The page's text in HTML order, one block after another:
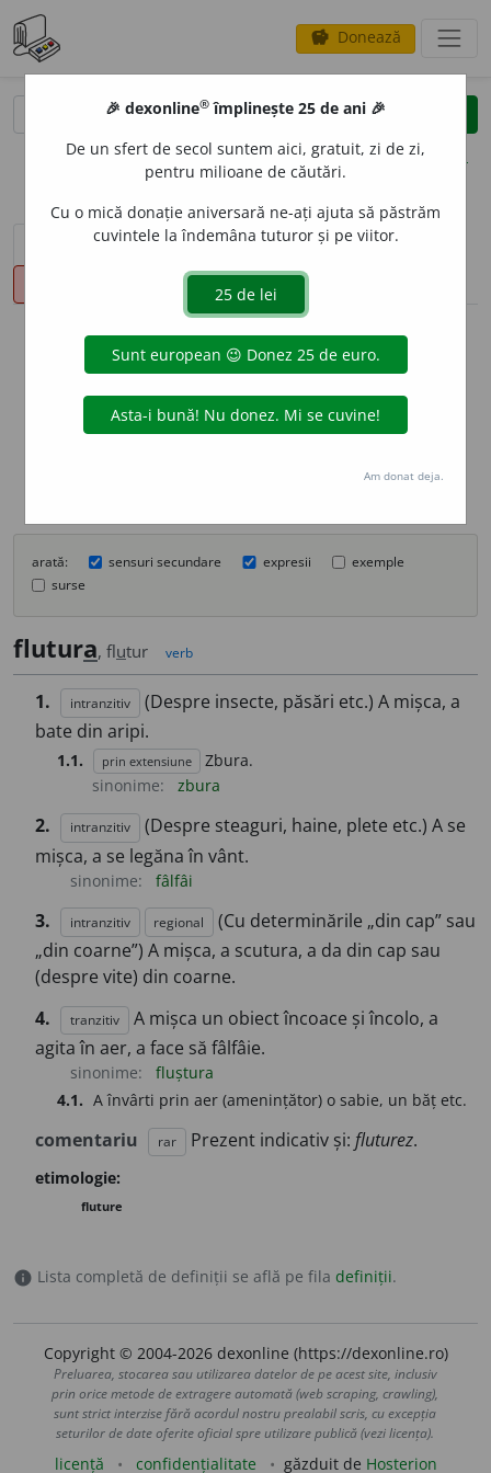
savings Donează
clear
opțiuni
sinteza definițiilor (1) definiții (16)
conjugări
info
Aceste definiții sunt compilate de
echipa dexonline. Definițiile
originale se află pe filadefiniții.
Puteți reordona filele pe pagina de
arată: sensuri secundare expresii
exemple
surse
flutura, flutur verb
1. intranzitiv
(Despre insecte, păsări etc.) A mișca, a
bate din aripi.
1.1. prin extensiune
Zbura.
sinonime:
zbura
2. intranzitiv
(Despre steaguri, haine, plete etc.) A se
mișca, a se legăna în vânt.
sinonime: fâlfâi
3. intranzitiv regional
(Cu determinările „din cap” sau
„din coarne”) A mișca, a scutura, a da din cap sau
(despre vite) din coarne.
4.
tranzitiv
A mișca un obiect încoace și încolo, a
agita în aer, a face să fâlfâie.
sinonime:
fluștura
4.1. A învârti prin aer (amenințător) o sabie, un băț etc.
comentariu rar Prezent indicativ și: fluturez.
etimologie:
fluture
info Lista completă de definiții se află pe fila definiții.
Copyright © 2004-2026 dexonline (https://dexonline.ro)
Preluarea, stocarea sau utilizarea datelor de pe acest site, inclusiv
prin orice metode de extragere automată (web scraping, crawling),
sunt strict interzise fără acordul nostru prealabil scris, cu excepția
seturilor de date oferite oficial spre utilizare publică (vezi licența).
licență confidențialitate găzduit de Hosterion
🎉 dexonline® împlinește 25 de ani 🎉
De un sfert de secol suntem aici, gratuit, zi de zi,
pentru milioane de căutări.
Cu o mică donație aniversară ne-ați ajuta să păstrăm
cuvintele la îndemâna tuturor și pe viitor.
Am donat deja.